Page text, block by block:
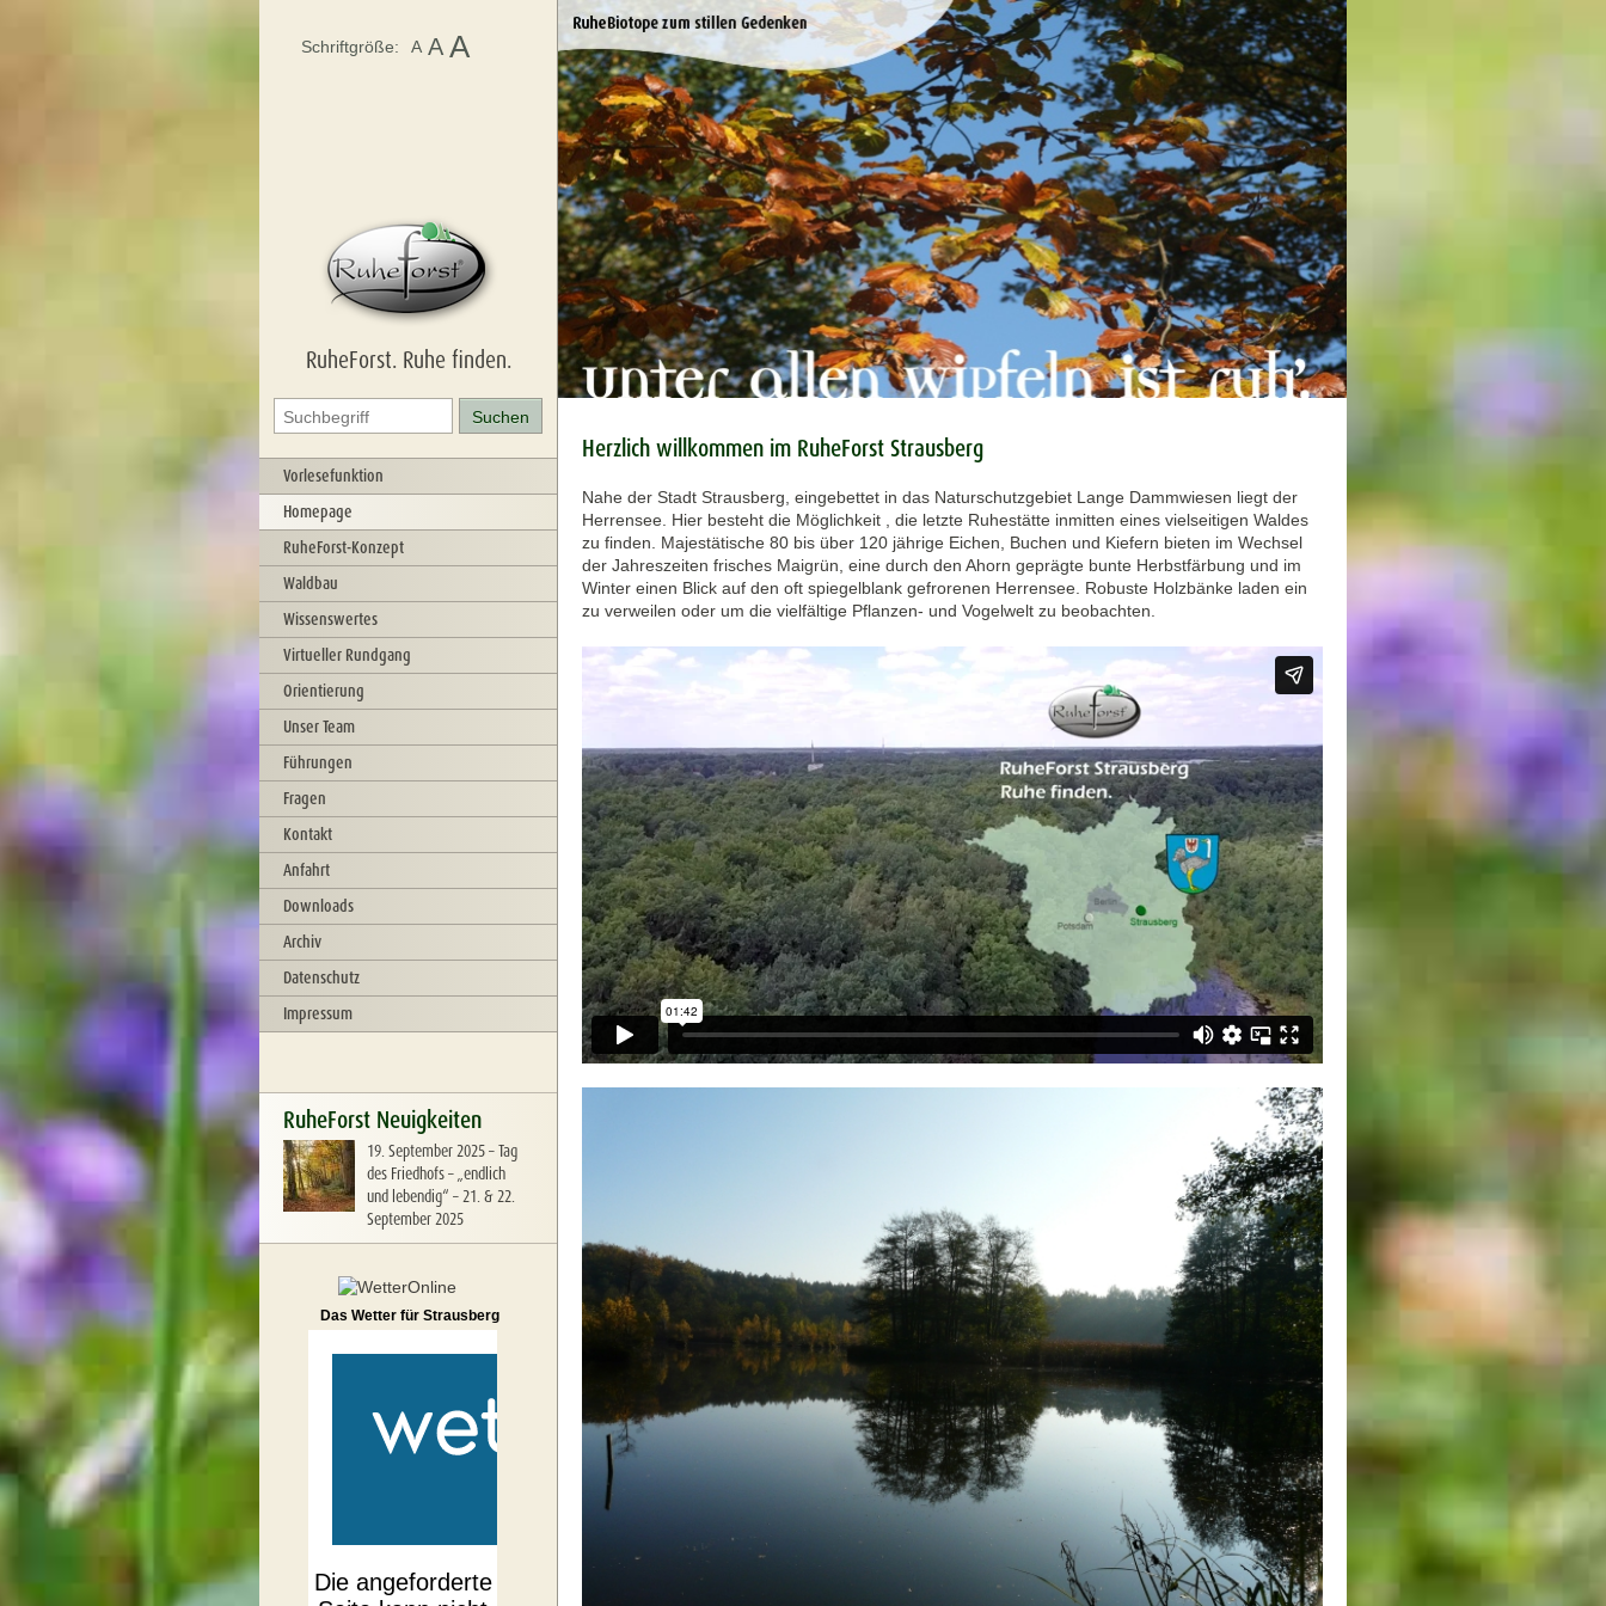
RuheForst. Ruhe finden.
Vorlesefunktion
Homepage
RuheForst-Konzept
Waldbau
Wissenswertes
Virtueller Rundgang
Orientierung
Unser Team
Führungen
Fragen
Kontakt
Anfahrt
Downloads
Archiv
Datenschutz
Impressum
RuheForst Neuigkeiten
19. September 2025–Tag
des Friedhofs – „endlich
und lebendig“ – 21. & 22.
September 2025
Schriftgröße: A A A
Das Wetter für Strausberg
Herzlich willkommen im RuheForst Strausberg
Nahe der Stadt Strausberg, eingebettet in das Naturschutzgebiet Lange Dammwiesen liegt der
Herrensee. Hier besteht die Möglichkeit , die letzte Ruhestätte inmitten eines vielseitigen Waldes
zu finden. Majestätische 80 bis über 120 jährige Eichen, Buchen und Kiefern bieten im Wechsel
der Jahreszeiten frisches Maigrün, eine durch den Ahorn geprägte bunte Herbstfärbung und im
Winter einen Blick auf den oft spiegelblank gefrorenen Herrensee. Robuste Holzbänke laden ein
zu verweilen oder um die vielfältige Pflanzen- und Vogelwelt zu beobachten.